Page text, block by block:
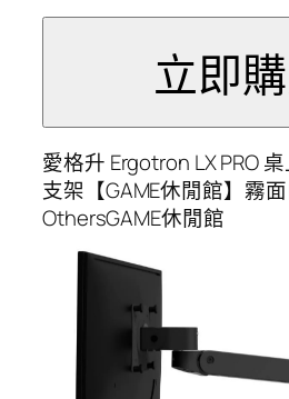
愛格升 Ergotron LX PRO
支架【GAME休閒館】霧
OthersGAME休閒館